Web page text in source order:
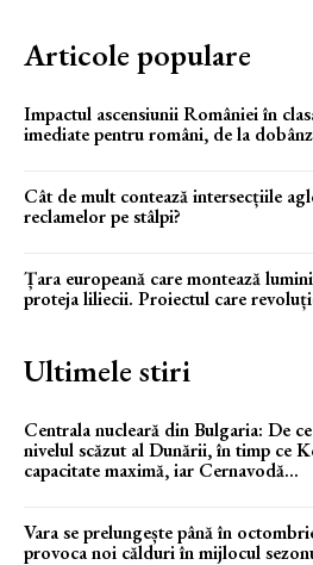
Articole populare
Impactul ascensiunii României în
imediate pentru români, de la
Cât de mult contează intersecțiile
reclamelor pe stâlpi?
Țara europeană care montează
proteja liliecii. Proiectul care
Ultimele stiri
Centrala nucleară din Bulgaria: De
nivelul scăzut al Dunării, în timp ce
capacitate maximă, iar Cernavodă...
Vara se prelungește până în
provoca noi călduri în mijlocul